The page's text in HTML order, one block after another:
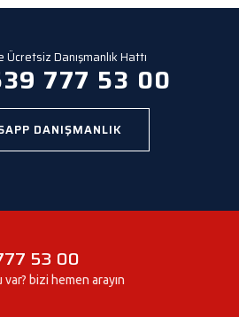
Danışmanlık Hattı
777 53 00
DANIŞMANLIK
53 00
bizi hemen arayın